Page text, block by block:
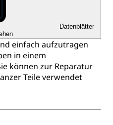
Datenblätter
einfach aufzutragen
in einem
können zur Reparatur
Teile verwendet